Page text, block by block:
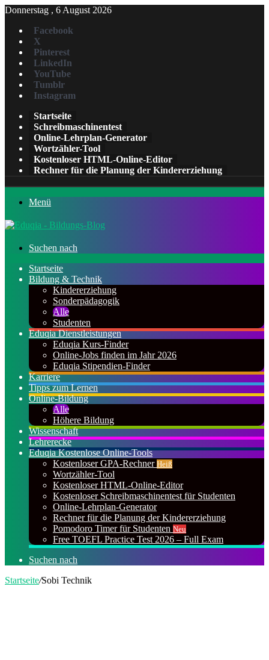
Donnerstag , 6 August 2026
Facebook
X
Pinterest
LinkedIn
YouTube
Tumblr
Instagram
Startseite
Schreibmaschinentest
Online-Lehrplan-Generator
Wortzähler-Tool
Kostenloser HTML-Online-Editor
Rechner für die Planung der Kindererziehung
Menü
Suchen nach
Startseite
Bildung & Technik
Kindererziehung
Sonderpädagogik
Alle
Studenten
Eduqia Dienstleistungen
Eduqia Kurs-Finder
Online-Jobs finden im Jahr 2026
Eduqia Stipendien-Finder
Karriere
Tipps zum Lernen
Online-Bildung
Alle
Höhere Bildung
Wissenschaft
Lehrerecke
Eduqia Kostenlose Online-Tools
Kostenloser GPA-Rechner Heiß
Wortzähler-Tool
Kostenloser HTML-Online-Editor
Kostenloser Schreibmaschinentest für Studenten
Online-Lehrplan-Generator
Rechner für die Planung der Kindererziehung
Pomodoro Timer für Studenten Neu
Free TOEFL Practice Test 2026 – Full Exam
Suchen nach
Startseite/Sobi Technik